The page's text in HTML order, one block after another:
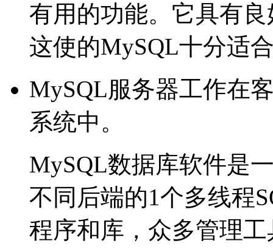
有用的功能。它具有
这使的MySQL十分适
MySQL服务器工作在
系统中。
MySQL数据库软件是
不同后端的1个多线程
程序和库，众多管理